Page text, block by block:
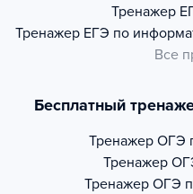
Тренажер
Тренажер ЕГЭ по
Все
Бесплатный
Тренажер ОГЭ
Тренажер
Тренажер ОГЭ